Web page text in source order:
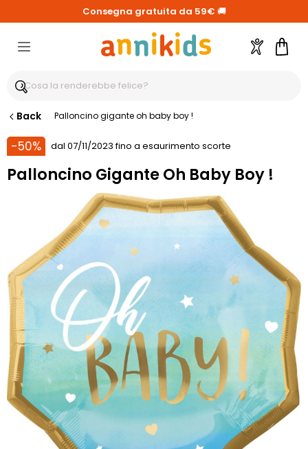
Consegna gratuita da 59€ 🚚
Account
Back Palloncino gigante oh baby boy !
-50% dal 07/11/2023 fino a esaurimento scorte
Palloncino Gigante Oh Baby Boy !